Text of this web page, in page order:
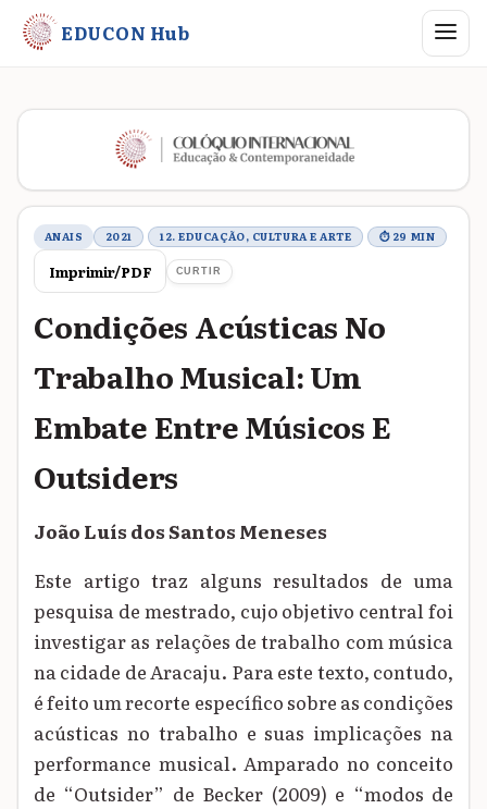
EDUCON Hub Abrir
Metadados do trabalho
ANAIS 2021 12. EDUCAÇÃO, CULTURA E ARTE ⏱ 29 MIN
Imprimir/PDF CURTIR
Condições Acústicas No
Trabalho Musical: Um
Embate Entre Músicos E
Outsiders
João Luís dos Santos Meneses
Este artigo traz alguns resultados de uma
pesquisa de mestrado, cujo objetivo central foi
investigar as relações de trabalho com música
na cidade de Aracaju. Para este texto, contudo,
é feito um recorte específico sobre as condições
acústicas no trabalho e suas implicações na
performance musical. Amparado no conceito
de “Outsider” de Becker (2009) e “modos de